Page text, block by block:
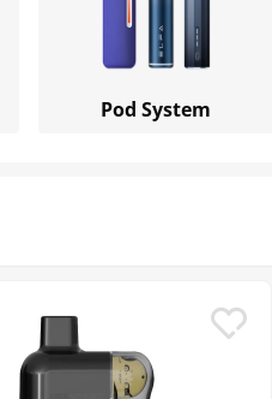
Pod System